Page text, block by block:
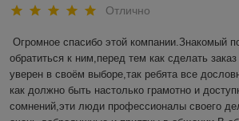
Отлично
Огромное спасибо этой компании.Знакомый
обратиться к ним,перед тем как сделать
уверен в своём выборе,так ребята все
как должно быть настолько грамотно и
сомнений,эти люди профессионалы своего